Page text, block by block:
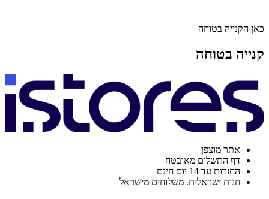
כאן הקנייה בטוחה
קנייה בטוחה
אתר מוצפן
דף התשלום מאובטח
החזרות עד 14 יום חינם
חנות ישראלית. משלוחים מישראל